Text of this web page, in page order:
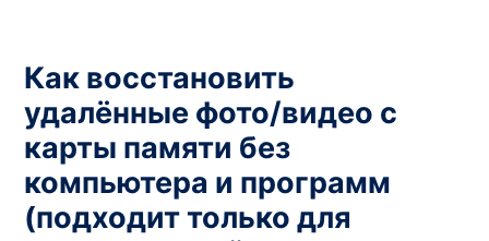
Как восстановить
удалённые фото/видео с
карты памяти без
компьютера и программ
(подходит только для